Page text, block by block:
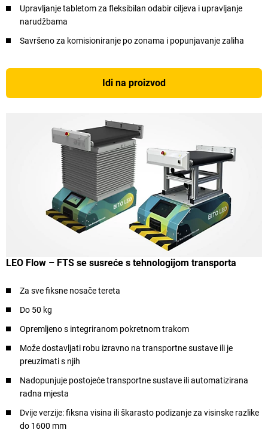
Upravljanje tabletom za fleksibilan odabir ciljeva i upravljanje
narudžbama
Savršeno za komisioniranje po zonama i popunjavanje zaliha
Idi na proizvod
LEO Flow – FTS se susreće s tehnologijom transporta
Za sve fiksne nosače tereta
Do 50 kg
Opremljeno s integriranom pokretnom trakom
Može dostavljati robu izravno na transportne sustave ili je
preuzimati s njih
Nadopunjuje postojeće transportne sustave ili automatizirana
radna mjesta
Dvije verzije: fiksna visina ili škarasto podizanje za visinske razlike
do 1600 mm